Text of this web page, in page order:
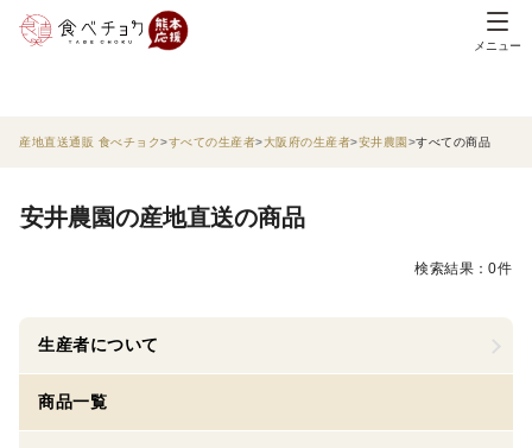
メニュー
産地直送通販 食べチョク すべての生産者 大阪府の生産者 安井農園 すべての商品
安井農園の産地直送の商品
検索結果：0件
生産者について
商品一覧